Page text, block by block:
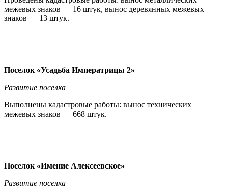
межевых знаков — 16 штук, вынос деревянных межевых
знаков — 13 штук.
Поселок «Усадьба Императрицы 2»
Развитие поселка
Выполнены кадастровые работы: вынос технических
межевых знаков — 668 штук.
Поселок «Имение Алексеевское»
Развитие поселка